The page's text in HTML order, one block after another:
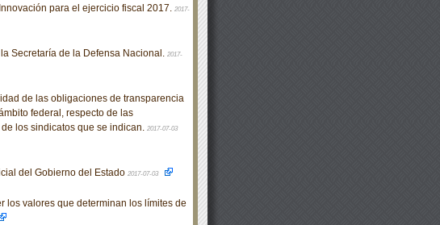
para el ejercicio fiscal 2017. 2017-
Secretaría de la Defensa Nacional. 2017-
de las obligaciones de transparencia
federal, respecto de las
los sindicatos que se indican. 2017-07-03
del Gobierno del Estado 2017-07-03
los valores que determinan los límites de